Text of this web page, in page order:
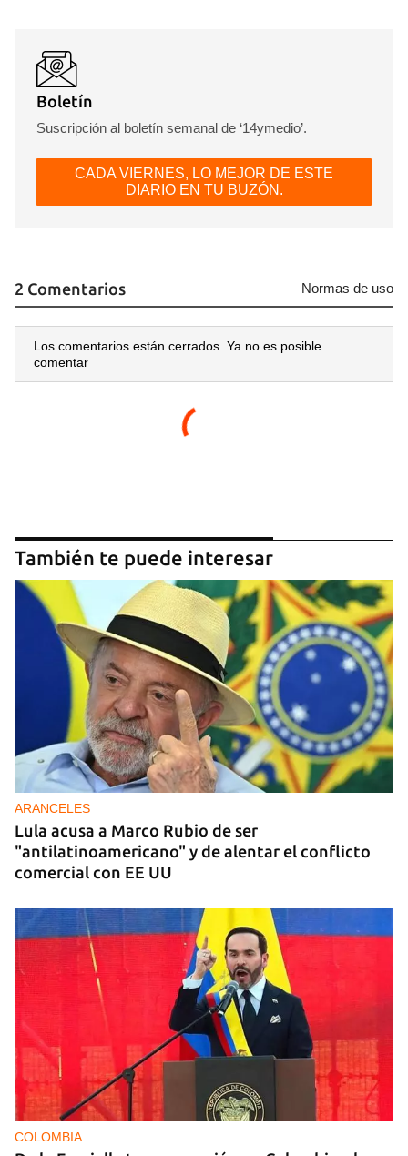
Boletín
Suscripción al boletín semanal de ‘14ymedio’.
CADA VIERNES, LO MEJOR DE ESTE
DIARIO EN TU BUZÓN.
2 Comentarios Normas de uso
Los comentarios están cerrados. Ya no es posible
comentar
También te puede interesar
ARANCELES
Lula acusa a Marco Rubio de ser
"antilatinoamericano" y de alentar el conflicto
comercial con EE UU
COLOMBIA